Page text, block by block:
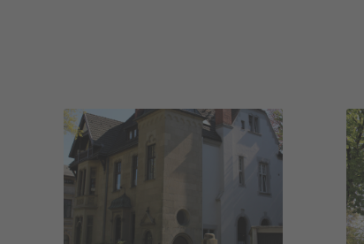
Haus Columban